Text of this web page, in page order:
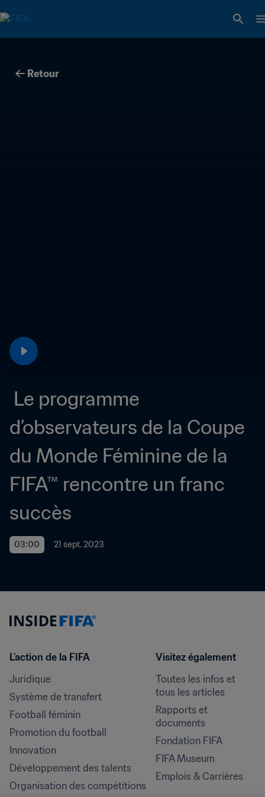
Retour
Le programme
d’observateurs de la Coupe
du Monde Féminine de la
FIFA™ rencontre un franc
succès
03:00 21 sept. 2023
L’action de la FIFA
Juridique
Système de transfert
Football féminin
Promotion du football
Innovation
Développement des talents
Organisation des compétitions
Visitez également
Toutes les infos et
tous les articles
Rapports et
documents
Fondation FIFA
FIFA Museum
Emplois & Carrières